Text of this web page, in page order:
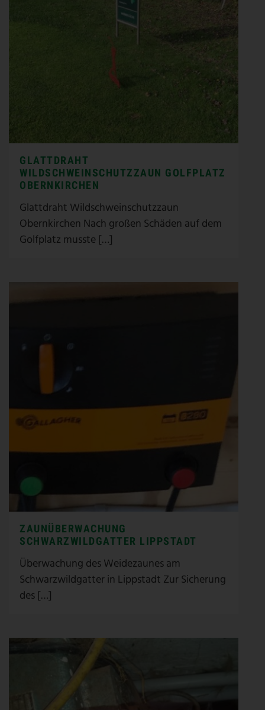
GLATTDRAHT
WILDSCHWEINSCHUTZZAUN GOLFPLATZ
OBERNKIRCHEN
Glattdraht Wildschweinschutzzaun
Obernkirchen Nach großen Schäden auf dem
Golfplatz musste […]
ZAUNÜBERWACHUNG
SCHWARZWILDGATTER LIPPSTADT
Überwachung des Weidezaunes am
Schwarzwildgatter in Lippstadt Zur Sicherung
des […]